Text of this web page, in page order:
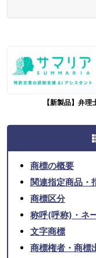
【新製品】弁
商標の概要
関連指定商品・
商標区分
称呼(呼称)・ネ
文字商標
商標権者・商標